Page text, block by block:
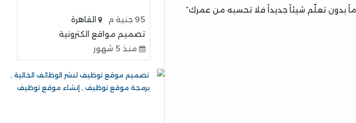
بدون تعلّم شيئاً جديداً فلا تحسبه من عمرك”
95 جنية م
القاهرة
تصميم مواقع الكترونية
منذ 5 شهور